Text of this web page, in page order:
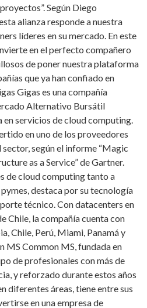
Según Diego
alianza responde a nuestra
líderes en su mercado. En este
en el perfecto compañero
de poner nuestra plataforma
que ya han confiado en
Gigas es una compañía
Alternativo Bursátil
servicios de cloud computing.
en uno de los proveedores
según el informe “Magic
as a Service” de Gartner.
de cloud computing tanto a
destaca por su tecnología
técnico. Con datacenters en
Chile, la compañía cuenta con
Chile, Perú, Miami, Panamá y
MS Common MS, fundada en
de profesionales con más de
y reforzado durante estos años
diferentes áreas, tiene entre sus
en una empresa de